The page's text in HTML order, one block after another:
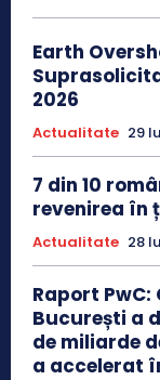
Earth
2026
Actualitate 29
7 din 10
revenirea în
Actualitate 28
Raport
București a
de miliarde
a accelerat